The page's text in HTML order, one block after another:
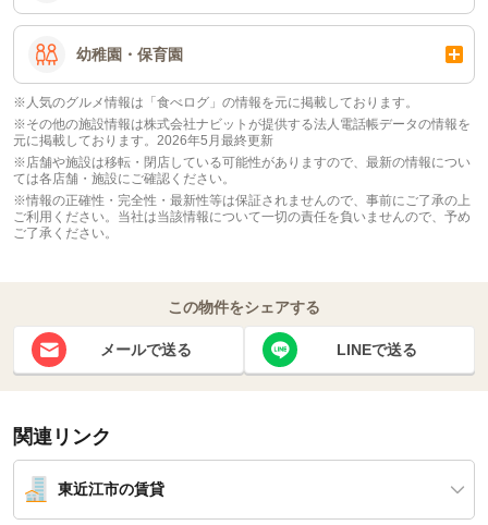
幼稚園・保育園
※人気のグルメ情報は「食べログ」の情報を元に掲載しております。
※その他の施設情報は株式会社ナビットが提供する法人電話帳データの情報を
元に掲載しております。2026年5月最終更新
※店舗や施設は移転・閉店している可能性がありますので、最新の情報につい
ては各店舗・施設にご確認ください。
※情報の正確性・完全性・最新性等は保証されませんので、事前にご了承の上
ご利用ください。当社は当該情報について一切の責任を負いませんので、予め
ご了承ください。
この物件をシェアする
メールで送る LINEで送る
関連リンク
東近江市の賃貸